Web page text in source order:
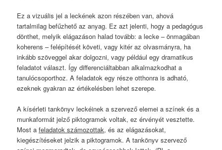
Ez a vizuális jel a leckének azon részében van, ahová
tartalmilag befűzhető az anyag. Ez azt jelenti, hogy a pedagógus
dönthet, melyik elágazáson halad tovább: a lecke – önmagában
koherens – felépítését követi, vagy kitér az olvasmányra, ha
inkább szöveggel akar dolgozni, vagy például egy dramatikus
feladatot választ. Így differenciáltabban alkalmazkodhat a
tanulócsoporthoz. A feladatok egy része otthonra is adható,
ezeknek gyakran az értékelésben lehet szerepe.
A kísérleti tankönyv leckéinek a szervező elemei a színek és a
munkaformát jelző piktogramok voltak, ez érvényét vesztette.
Most afeladatok számozottak, és az elágazásokat,
kiegészítéseket jelzik a piktogramok. A tankönyv szervező